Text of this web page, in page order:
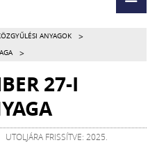
ANYAGOK >
>
27-I
FRISSÍTVE: 2025.